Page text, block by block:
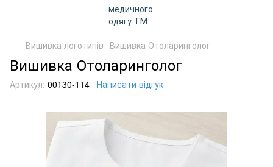
Вишивка логотипів Вишивка Отоларинголог
Вишивка Отоларинголог
Артикул: 00130-114 Написати відгук